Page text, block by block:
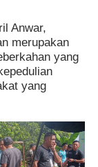
Anwar,
merupakan
yang
yang